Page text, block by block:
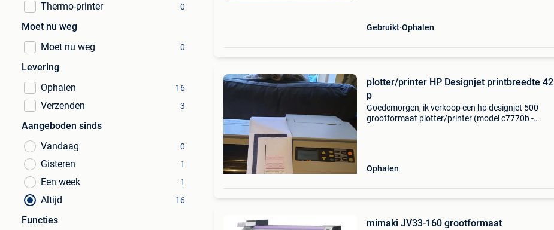
Thermo-printer 0
Moet nu weg
Moet nu weg
0
Levering
Ophalen
16
Verzenden 3
Aangeboden sinds
Vandaag
0
Gisteren 1
Een week 1
Altijd 16
Functies
Gebruikt Ophalen
plotter/printer HP Designjet printbreedte 42
p
Goedemorgen, ik verkoop een hp designjet 500
grootformaat plotter/printer (model c7770b -
Ophalen
mimaki JV33-160 grootformaat